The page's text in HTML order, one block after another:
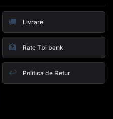
🚚 Livrare
🏦 Rate Tbi bank
↩️ Politica de Retur